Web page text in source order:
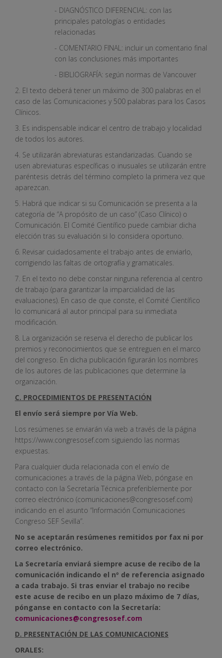
- DIAGNÓSTICO DIFERENCIAL: con las
principales patologías o entidades
relacionadas
- COMENTARIO FINAL: incluir un comentario final
con las conclusiones más importantes
- BIBLIOGRAFÍA: según normas de Vancouver
2. El texto deberá tener un máximo de 300 palabras en el
caso de las Comunicaciones y 500 palabras para los Casos
Clínicos.
3. Es indispensable indicar el centro de trabajo y localidad
de todos los autores.
4. Se utilizarán abreviaturas estandarizadas. Cuando se
usen abreviaturas específicas o inusuales se utilizarán entre
paréntesis detrás del término completo la primera vez que
aparezcan.
5. Habrá que indicar si su Comunicación se presenta a la
categoría de “A propósito de un caso” (Caso Clínico) o
Comunicación. El Comité Científico puede cambiar dicha
elección tras su evaluación si lo considera oportuno.
6. Revisar cuidadosamente el trabajo antes de enviarlo,
corrigiendo las faltas de ortografía y gramaticales.
7. En el texto no debe constar ninguna referencia al centro
de trabajo (para garantizar la imparcialidad de las
evaluaciones). En caso de que conste, el Comité Científico
lo comunicará al autor principal para su inmediata
modificación.
8. La organización se reserva el derecho de publicar los
premios y reconocimientos que se entreguen en el marco
del congreso. En dicha publicación figurarán los nombres
de los autores de las publicaciones que determine la
organización.
C. PROCEDIMIENTOS DE PRESENTACIÓN
El envío será siempre por Vía Web.
Los resúmenes se enviarán vía web a través de la página
https://www.congresosef.com siguiendo las normas
expuestas.
Para cualquier duda relacionada con el envío de
comunicaciones a través de la página Web, póngase en
contacto con la Secretaría Técnica preferiblemente por
correo electrónico (comunicaciones@congresosef.com)
indicando en el asunto “Información Comunicaciones
Congreso SEF Sevilla”.
No se aceptarán resúmenes remitidos por fax ni por
correo electrónico.
La Secretaría enviará siempre acuse de recibo de la
comunicación indicando el nº de referencia asignado
a cada trabajo. Si tras enviar el trabajo no recibe
este acuse de recibo en un plazo máximo de 7 días,
pónganse en contacto con la Secretaría:
comunicaciones@congresosef.com
D. PRESENTACIÓN DE LAS COMUNICACIONES
ORALES: